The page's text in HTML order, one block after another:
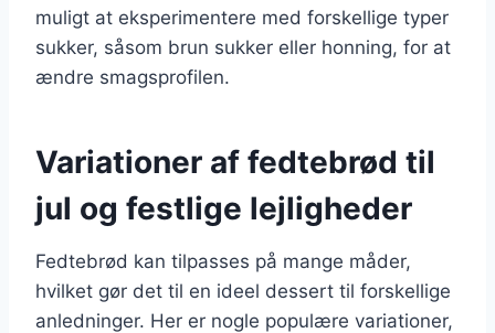
muligt at eksperimentere med forskellige typer
sukker, såsom brun sukker eller honning, for at
ændre smagsprofilen.
Variationer af fedtebrød til
jul og festlige lejligheder
Fedtebrød kan tilpasses på mange måder,
hvilket gør det til en ideel dessert til forskellige
anledninger. Her er nogle populære variationer,